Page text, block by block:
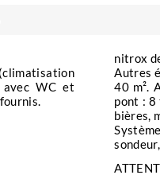
En explorant ces
peuplées de poissons
lorsque les
rencontres avec
queue gracieuse,
les requins
plongée.
avec WC et
nitrox
Autres
40 m².
pont : 8
bières,